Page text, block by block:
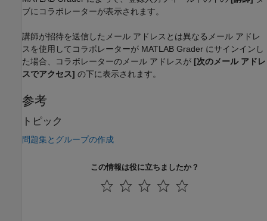
ブにコラボレーターが表示されます。
講師が招待を送信したメール アドレスとは異なるメール アドレ
スを使用してコラボレーターが MATLAB Grader にサインインし
た場合、コラボレーターのメール アドレスが [次のメール アドレ
スでアクセス] の下に表示されます。
参考
トピック
問題集とグループの作成
この情報は役に立ちましたか？